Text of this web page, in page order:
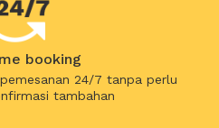
booking
24/7 tanpa perlu
tambahan